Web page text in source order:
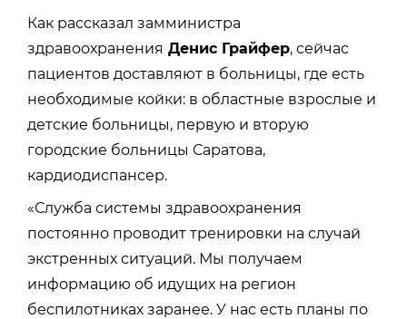
Как рассказал замминистра
здравоохранения Денис Грайфер, сейчас
пациентов доставляют в больницы, где есть
необходимые койки: в областные взрослые и
детские больницы, первую и вторую
городские больницы Саратова,
кардиодиспансер.
«Служба системы здравоохранения
постоянно проводит тренировки на случай
экстренных ситуаций. Мы получаем
информацию об идущих на регион
беспилотниках заранее. У нас есть планы по